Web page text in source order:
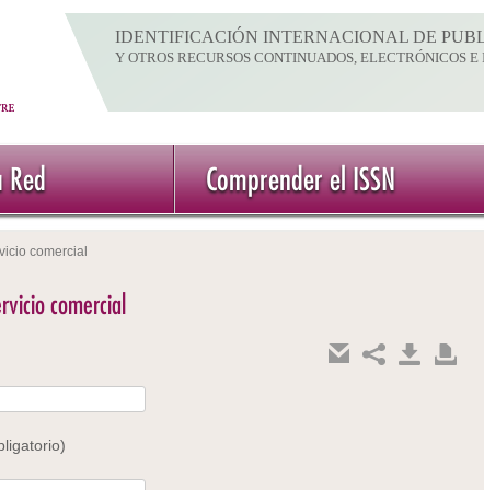
IDENTIFICACIÓN INTERNACIONAL DE
Y OTROS RECURSOS CONTINUADOS, ELECTRÓNICOS E
Red Comprender el ISSN
comercial
comercial